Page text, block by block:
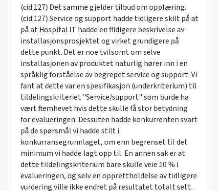
(cid:127) Det samme gjelder tilbud om opplæring.
(cid:127) Service og support hadde tidligere skilt på at
på at Hospital IT hadde en ffidigere beskrivelse av
installasjonsprosjektet og virket grundigere på
dette punkt. Det er noe tvilsomt om selve
installasjonen av produktet naturlig hører inn i en
språklig forståelse av begrepet service og support. Vi
fant at dette var en spesifikasjon (underkriterium) til
tildelingskriteriet "Service/support" som burde ha
vært ftemhevet hvis dette skulle få stor betydning
for evalueringen. Dessuten hadde konkurrenten svart
på de spørsmål vi hadde stilt i
konkurransegrunnlaget, om enn begrenset til det
minimum vi hadde lagt opp til. En annen sak er at
dette tildelingskriterium bare skulle veie 10 % i
evalueringen, og selv en opprettholdelse av tidligere
vurdering ville ikke endret på resultatet totalt sett.